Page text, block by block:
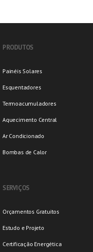
PRODUTOS
Painéis Solares
Esquentadores
Termoacumuladores
Aquecimento Central
Ar Condicionado
Bombas de Calor
SERVIÇOS
Orçamentos Gratuitos
Estudo e Projeto
Certificação Energética